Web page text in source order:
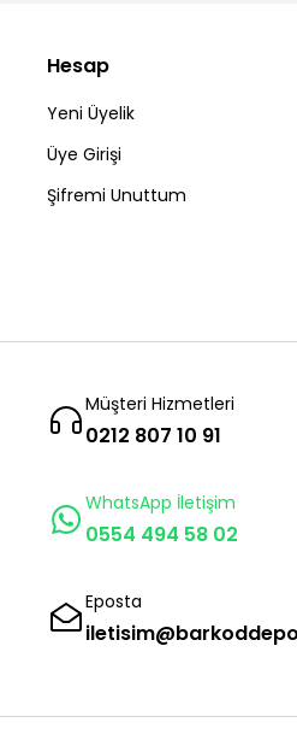
Hesap
Yeni Üyelik
Üye Girişi
Şifremi Unuttum
Müşteri Hizmetleri
0212 807 10 91
WhatsApp İletişim
0554 494 58 02
Eposta